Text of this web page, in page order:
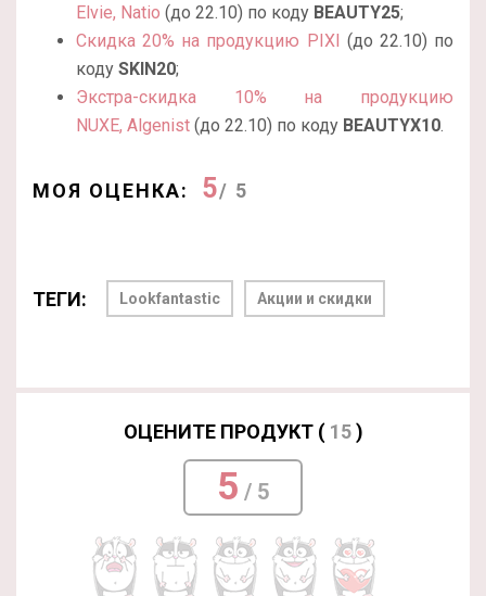
Elvie, Natio (до 22.10) по коду BEAUTY25;
Скидка 20% на продукцию PIXI (до 22.10) по
коду SKIN20;
Экстра-скидка 10% на продукцию
NUXE, Algenist (до 22.10) по коду BEAUTYX10.
МОЯ ОЦЕНКА: 5/ 5
ТЕГИ: Lookfantastic Акции и скидки
ОЦЕНИТЕ ПРОДУКТ ( 15)
5 / 5